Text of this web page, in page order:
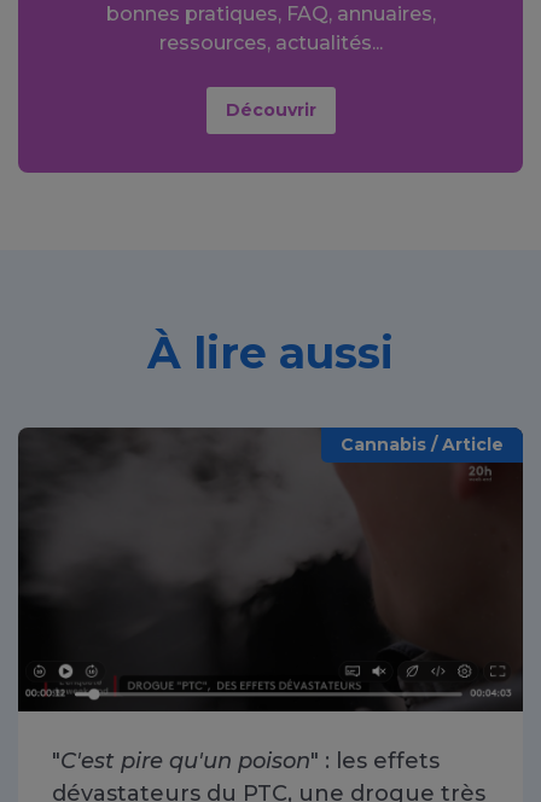
bonnes pratiques, FAQ, annuaires,
ressources, actualités...
Découvrir
À lire aussi
Cannabis / Article
"C'est pire qu'un poison" : les effets
dévastateurs du PTC, une drogue très